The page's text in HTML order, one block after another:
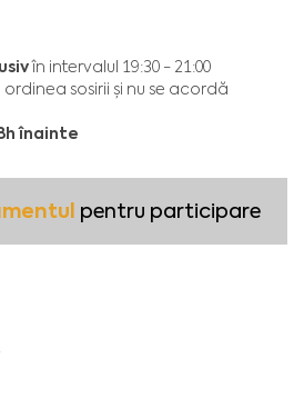
în intervalul 19:30 - 21:00
sosirii și nu se acordă
înainte
pentru participare